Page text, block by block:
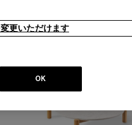
更いただけます
OK